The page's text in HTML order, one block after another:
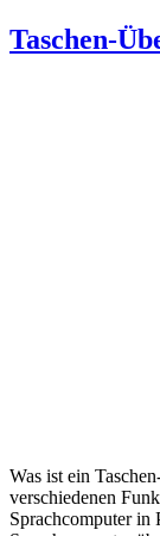
Taschen-
Was ist ein
verschiedenen
Sprachcomputer in